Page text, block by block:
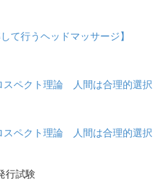
て行うヘッドマッサージ】
スペクト理論 人間は合理的選択
スペクト理論 人間は合理的選択
行試験